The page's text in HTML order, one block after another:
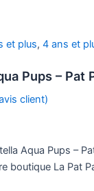
et plus, 4 ans et
Pups – Pat
client)
Aqua Pups –
boutique La Pat